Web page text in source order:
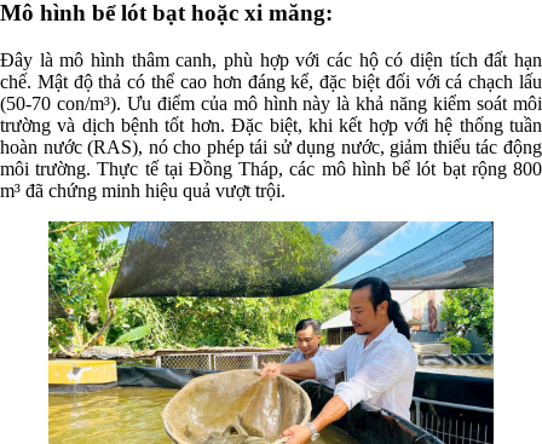
Mô hình bể lót bạt hoặc xi măng:
Đây là mô hình thâm canh, phù hợp với các hộ có diện tích đất hạn
chế. Mật độ thả có thể cao hơn đáng kể, đặc biệt đối với cá chạch lấu
(50-70 con/m³). Ưu điểm của mô hình này là khả năng kiểm soát môi
trường và dịch bệnh tốt hơn. Đặc biệt, khi kết hợp với hệ thống tuần
hoàn nước (RAS), nó cho phép tái sử dụng nước, giảm thiểu tác động
môi trường. Thực tế tại Đồng Tháp, các mô hình bể lót bạt rộng 800
m³ đã chứng minh hiệu quả vượt trội.